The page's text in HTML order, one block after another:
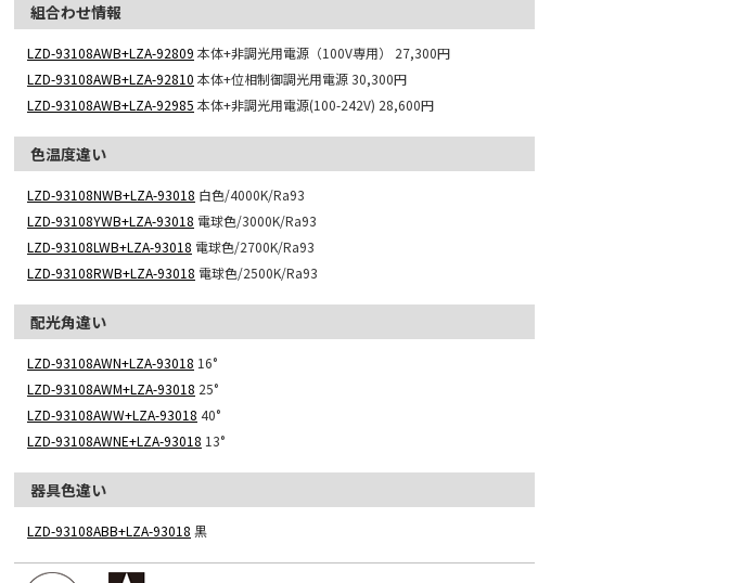
組合わせ情報
LZD-93108AWB+LZA-92809 本体+非調光用電源（100V専用） 27,300円
LZD-93108AWB+LZA-92810 本体+位相制御調光用電源30,300円
LZD-93108AWB+LZA-92985 本体+非調光用電源(100-242V) 28,600円
色温度違い
LZD-93108NWB+LZA-93018 白色/4000K/Ra93
LZD-93108YWB+LZA-93018 電球色/3000K/Ra93
LZD-93108LWB+LZA-93018 電球色/2700K/Ra93
LZD-93108RWB+LZA-93018 電球色/2500K/Ra93
配光角違い
LZD-93108AWN+LZA-93018 16°
LZD-93108AWM+LZA-93018 25°
LZD-93108AWW+LZA-93018 40°
LZD-93108AWNE+LZA-93018 13°
器具色違い
LZD-93108ABB+LZA-93018 黒